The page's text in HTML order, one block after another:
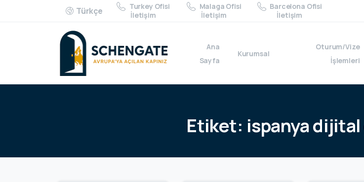
Türkçe
Turkey Ofisi
İletişim
Malaga Ofisi
İletişim
Barcelona Ofisi
İletişim
Ana
Sayfa
Kurumsal
Oturum/Vize
İşlemleri
Etiket: ispanyadijital